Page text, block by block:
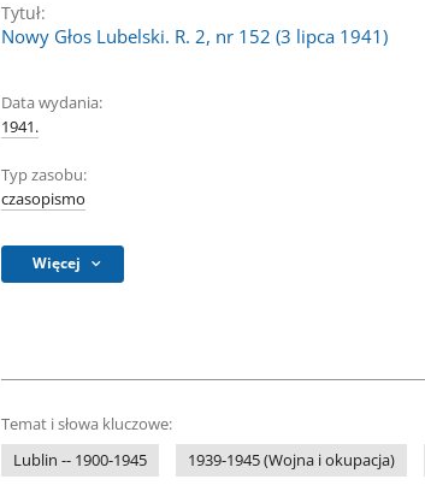
Tytuł:
Nowy Głos Lubelski. R. 2, nr 152 (3 lipca 1941)
Data wydania:
1941.
Typ zasobu:
czasopismo
Więcej
Temat i słowa kluczowe:
Lublin -- 1900-1945
1939-1945 (Wojna i okupacja)